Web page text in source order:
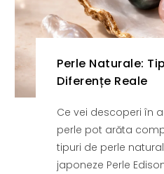
Perle Naturale:
Diferențe Reale
Ce vei descoperi în
perle pot arăta
tipuri de perle
japoneze Perle